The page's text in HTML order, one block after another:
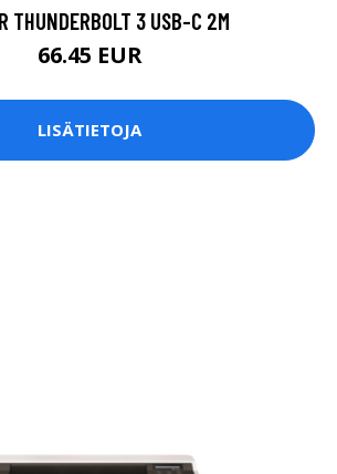
THUNDERBOLT 3 USB-C 2M
66.45 EUR
LISÄTIETOJA